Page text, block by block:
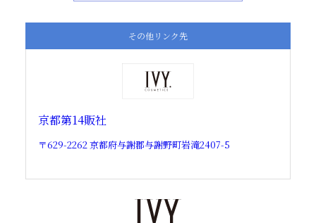
その他リンク先
京都第14販社
〒629-2262 京都府与謝郡与謝野町岩滝2407-5